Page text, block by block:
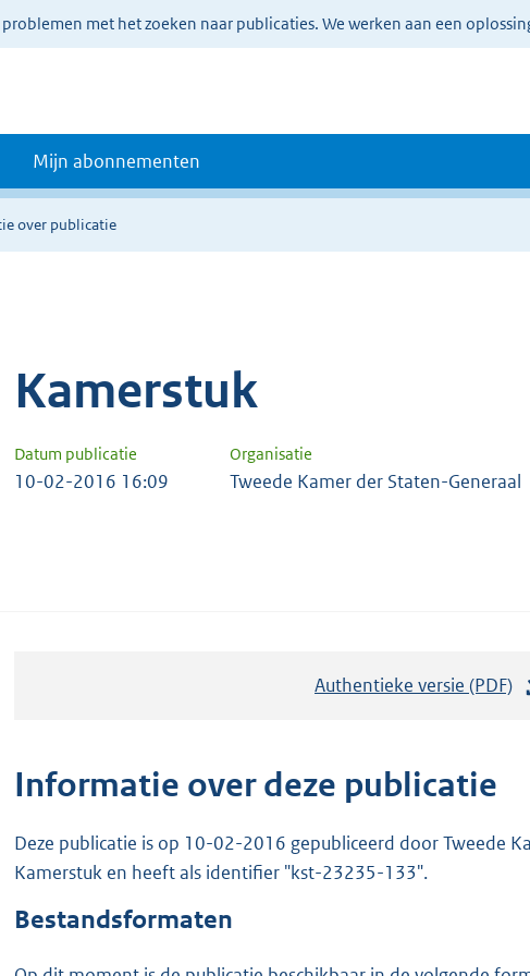
met het zoeken naar publicaties. We werken aan een
Mijn abonnementen
over publicatie
Kamerstuk
Datum publicatie Organisatie
10-02-2016 16:09 Tweede Kamer der Staten-Generaal
Authentieke versie (PDF)
n
Informatie over deze publicatie
Deze publicatie is op 10-02-2016 gepubliceerd door Tweede
Kamerstuk en heeft als identifier "kst-23235-133".
Bestandsformaten